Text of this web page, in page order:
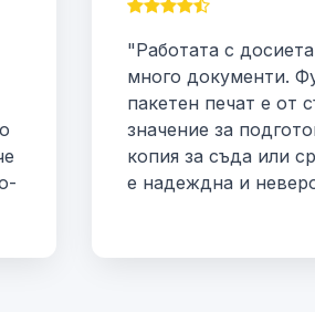
"Работата с
много документи.
пакетен печат е от
значение за
копия за съда или
е надеждна и